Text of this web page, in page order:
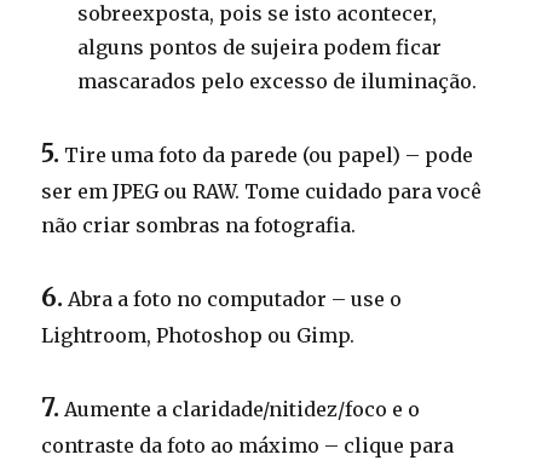
sobreexposta, pois se isto acontecer,
alguns pontos de sujeira podem ficar
mascarados pelo excesso de iluminação.
5. Tire uma foto da parede (ou papel) – pode
ser em JPEG ou RAW. Tome cuidado para você
não criar sombras na fotografia.
6. Abra a foto no computador – use o
Lightroom, Photoshop ou Gimp.
7. Aumente a claridade/nitidez/foco e o
contraste da foto ao máximo – clique para